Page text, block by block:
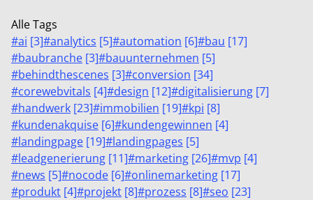
Alle Tags
#ai [3]#analytics [5]#automation [6]#bau [17]
#baubranche [3]#bauunternehmen [5]
#behindthescenes [3]#conversion [34]
#corewebvitals [4]#design [12]#digitalisierung [7]
#handwerk [23]#immobilien [19]#kpi [8]
#kundenakquise [6]#kundengewinnen [4]
#landingpage [19]#landingpages [5]
#leadgenerierung [11]#marketing [26]#mvp [4]
#news [5]#nocode [6]#onlinemarketing [17]
#produkt [4]#projekt [8]#prozess [8]#seo [23]